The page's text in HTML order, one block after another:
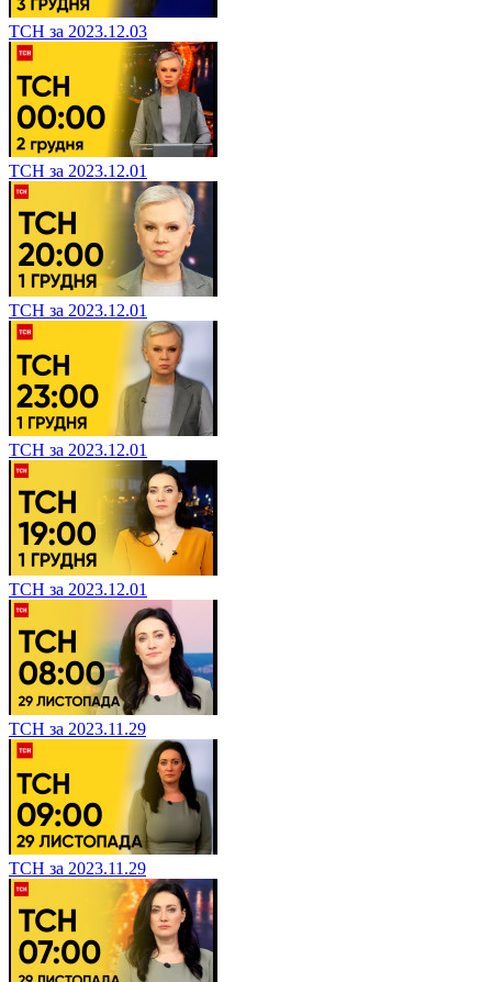
ТСН за 2023.12.03
ТСН за 2023.12.01
ТСН за 2023.12.01
ТСН за 2023.12.01
ТСН за 2023.12.01
ТСН за 2023.11.29
ТСН за 2023.11.29